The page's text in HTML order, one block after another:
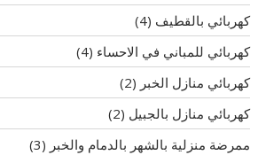
كهربائي بالقطيف (4)
كهربائي للمباني في الاحساء (4)
كهربائي منازل الخبر (2)
كهربائي منازل بالجبيل (2)
ممرضة منزلية بالشهر بالدمام والخبر (3)